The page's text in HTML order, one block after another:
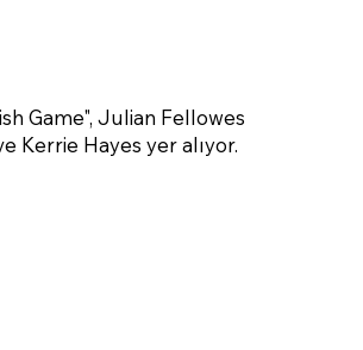
Game", Julian Fellowes
Kerrie Hayes yer alıyor.